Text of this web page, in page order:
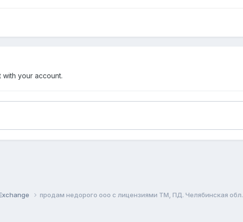
with your account.
продам недорого ооо с лицензиями ТМ, ПД. Челябинская обл.